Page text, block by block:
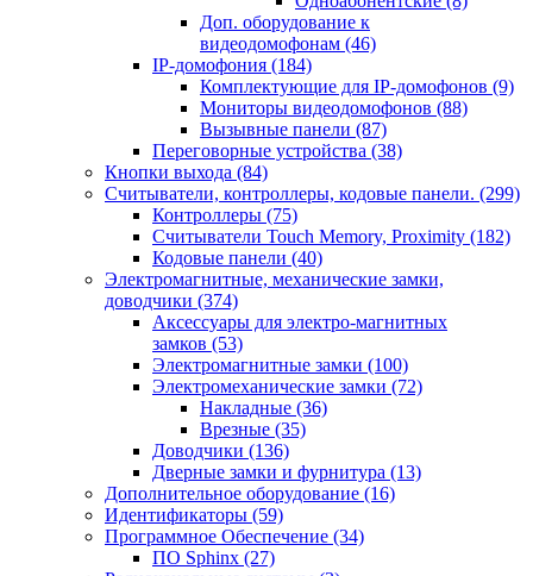
Доп. оборудование к
видеодомофонам (46)
IP-домофония (184)
Комплектующие для IP-домофонов (9)
Мониторы видеодомофонов (88)
Вызывные панели (87)
Переговорные устройства (38)
Кнопки выхода (84)
Считыватели, контроллеры, кодовые панели. (299)
Контроллеры (75)
Считыватели Touch Memory, Proximity (182)
Кодовые панели (40)
Электромагнитные, механические замки,
доводчики (374)
Аксессуары для электро-магнитных
замков (53)
Электромагнитные замки (100)
Электромеханические замки (72)
Накладные (36)
Врезные (35)
Доводчики (136)
Дверные замки и фурнитура (13)
Дополнительное оборудование (16)
Идентификаторы (59)
Программное Обеспечение (34)
ПО Sphinx (27)